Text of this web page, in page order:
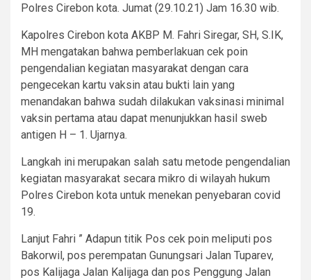
Polres Cirebon kota. Jumat (29.10.21) Jam 16.30 wib.
Kapolres Cirebon kota AKBP M. Fahri Siregar, SH, S.IK,
MH mengatakan bahwa pemberlakuan cek poin
pengendalian kegiatan masyarakat dengan cara
pengecekan kartu vaksin atau bukti lain yang
menandakan bahwa sudah dilakukan vaksinasi minimal
vaksin pertama atau dapat menunjukkan hasil sweb
antigen H – 1. Ujarnya.
Langkah ini merupakan salah satu metode pengendalian
kegiatan masyarakat secara mikro di wilayah hukum
Polres Cirebon kota untuk menekan penyebaran covid
19.
Lanjut Fahri ” Adapun titik Pos cek poin meliputi pos
Bakorwil, pos perempatan Gunungsari Jalan Tuparev,
pos Kalijaga Jalan Kalijaga dan pos Penggung Jalan